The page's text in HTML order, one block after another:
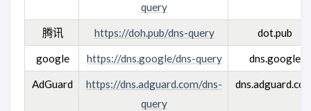
query
腾讯 https://doh.pub/dns-query dot.pub
google https://dns.google/dns-query dns.google
AdGuard
https://dns.adguard.com/dns-
query